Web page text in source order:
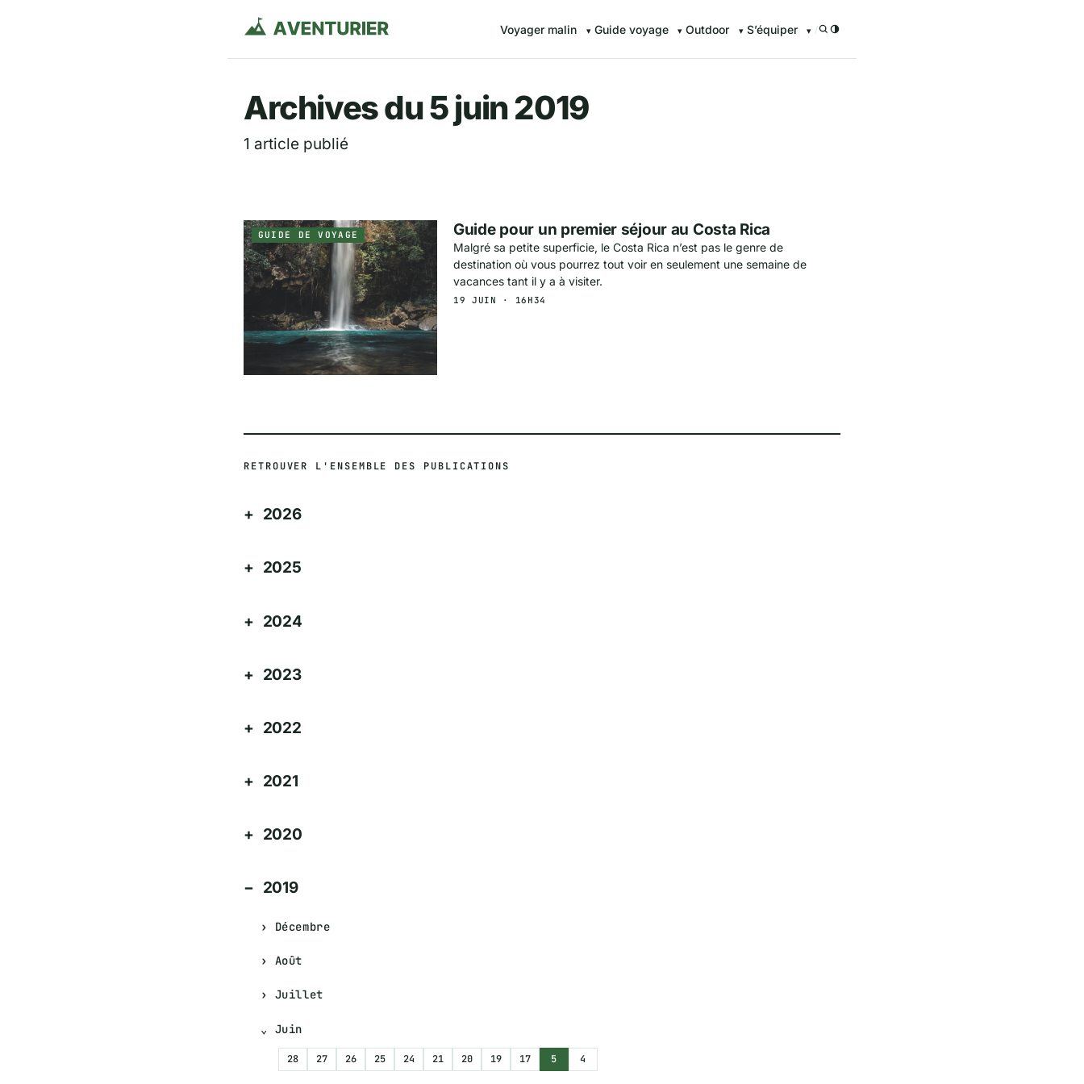
Aventurier.fr — Voyager malin avec Aventurier.FR grâce à nos
Voyager malin Guide voyage Outdoor S’équiper /
Archives du 5 juin 2019
1 article publié
GUIDE DE VOYAGE Guide pour un premier séjour au Costa Rica
Malgré sa petite superficie, le Costa Rica n’est pas le genre de
destination où vous pourrez tout voir en seulement une semaine de
vacances tant il y a à visiter.
19 JUIN · 16H34
RETROUVER L'ENSEMBLE DES PUBLICATIONS
2026
2025
2024
2023
2022
2021
2020
2019
Décembre
Août
Juillet
Juin
28 27 26 25 24 21 20 19 17 5 4